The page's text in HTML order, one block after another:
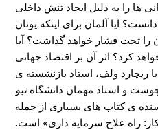
ها را به دلیل ایجاد تنش داخلی
آیا آلمان برای اینکه یونان
را تحت فشار خواهد گذاشت؟ آیا
کرد؟ اثر آن بر اقتصاد جهانی
ریچارد ولف، استاد بازنشسته ی
و استاد مهمان دانشگاهنیو
ی کتاب های بسیاری از جمله
راه علاج سرمایه داری» است.